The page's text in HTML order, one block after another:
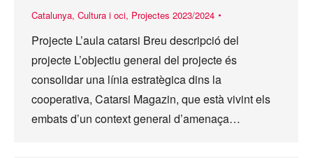
Catalunya, Cultura i oci, Projectes 2023/2024
Projecte L’aula catarsi Breu descripció del
projecte L’objectiu general del projecte és
consolidar una línia estratègica dins la
cooperativa, Catarsi Magazin, que està vivint els
embats d’un context general d’amenaça…